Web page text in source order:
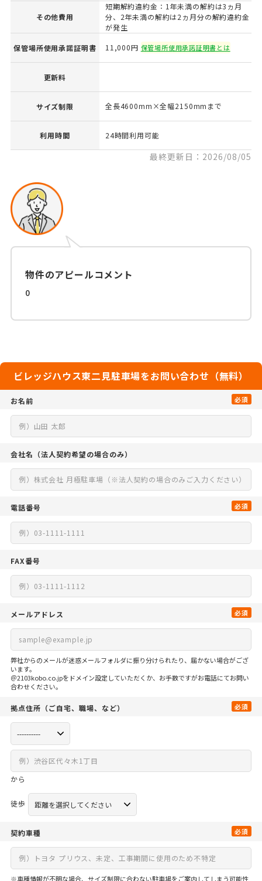
その他費用
短期解約違約金：1年未満の解約は3ヵ月
分、2年未満の解約は2ヵ月分の解約違約金
が発生
保管場所使用承諾証明書 11,000円 保管場所使用承諾証明書とは
更新料
サイズ制限 全長4600mm×全幅2150mmまで
利用時間 24時間利用可能
最終更新日：2026/08/05
物件のアピールコメント
0
ビレッジハウス東二見駐車場をお問い合わせ（無料）
お名前 必須
会社名 （法人契約希望の場合のみ）
電話番号 必須
FAX番号
メールアドレス 必須
弊社からのメールが迷惑メールフォルダに振り分けられたり、届かない場合がござ
います。
＠2103kobo.co.jpをドメイン設定していただくか、お手数ですがお電話にてお問い
合わせください。
拠点住所 （ご自宅、 職場、など） 必須
から
徒歩
契約車種 必須
※車種情報が不明な場合、サイズ制限に合わない駐車場をご案内してしまう可能性